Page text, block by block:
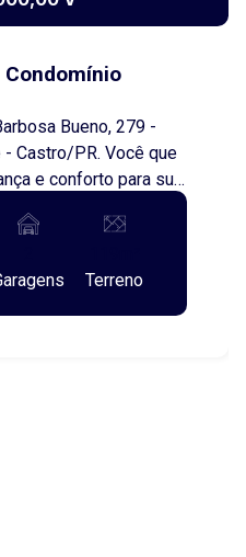
Condomínio
Bueno, 279 -
PR. Você que
e conforto para sua
conhecer esta
que só a Imóveis
de jantar, cozinha,
de serviço e 2 vagas
Terreno